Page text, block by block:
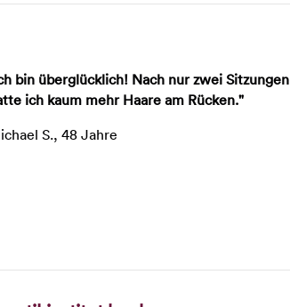
bin überglücklich! Nach nur zwei Sitzungen
ich kaum mehr Haare am Rücken."
S., 48 Jahre